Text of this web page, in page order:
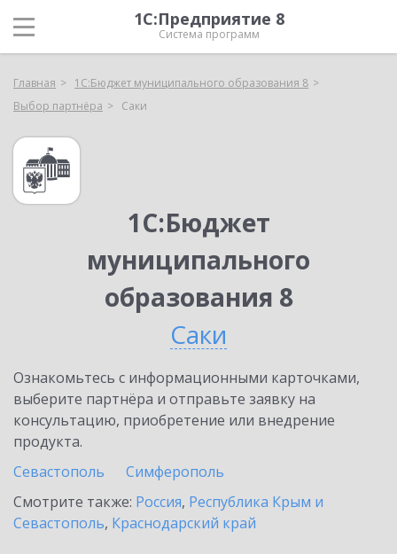
1С:Предприятие 8
Система программ
Главная
1С:Бюджет муниципального образования 8
Выбор партнёра
Саки
1С:Бюджет
муниципального
образования 8
Саки
Ознакомьтесь с информационными карточками,
выберите партнёра и отправьте заявку на
консультацию, приобретение или внедрение
продукта.
Севастополь
Симферополь
Смотрите также: Россия, Республика Крым и
Севастополь, Краснодарский край